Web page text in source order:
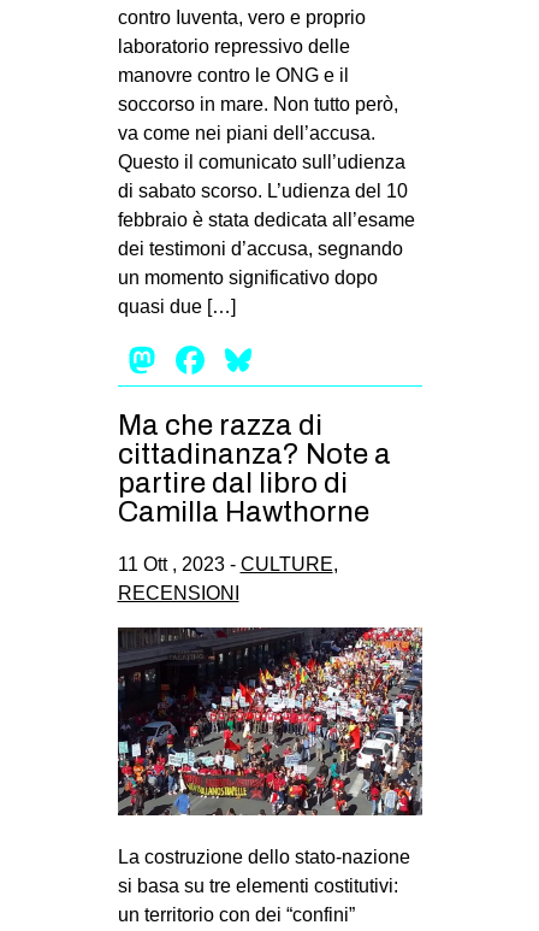
EUROPA
MEDIO ORIENTE
MONDO
EVENTI
in
ms
SEARCH
contro Iuventa, vero e proprio
laboratorio repressivo delle
manovre contro le ONG e il
soccorso in mare. Non tutto però,
va come nei piani dell’accusa.
Questo il comunicato sull’udienza
di sabato scorso. L’udienza del 10
febbraio è stata dedicata all’esame
dei testimoni d’accusa, segnando
un momento significativo dopo
quasi due […]
Mastodon
Facebook
Ma che razza di
cittadinanza? Note a
partire dal libro di
Camilla Hawthorne
11 Ott , 2023 - CULTURE,
RECENSIONI
La costruzione dello stato-nazione
si basa su tre elementi costitutivi:
un territorio con dei “confini”